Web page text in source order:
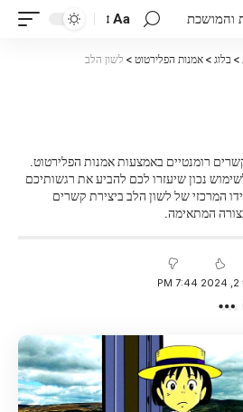
Aa
> בלוג > אמנות הפלירטוט > לשון הלב
רומנטיים באמצעות אמנות הפלירטוט.
נכון שיעזרו לכם להביע את רגשותיכם
המרכזי של לשון הלב ביצירת קשרים
המתאימה.